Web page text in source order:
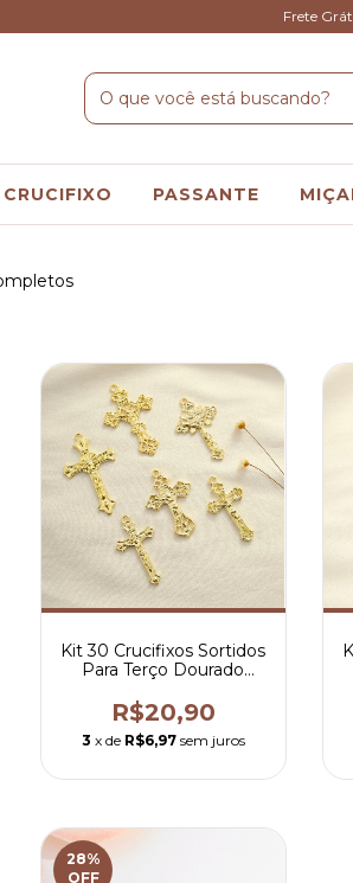
Frete
CRUCIFIXO PASSANTE
Kit 30 Crucifixos Sortidos
Para Terço Dourado
R$20,90
3 x de R$6,97 sem juros
28%
OFF